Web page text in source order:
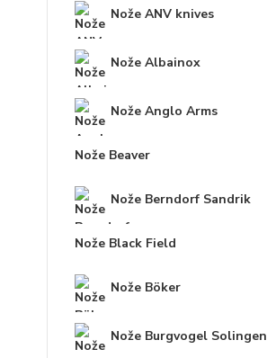
Nože ANV knives
Nože Albainox
Nože Anglo Arms
Nože Beaver
Nože Berndorf Sandrik
Nože Black Field
Nože Böker
Nože Burgvogel Solingen